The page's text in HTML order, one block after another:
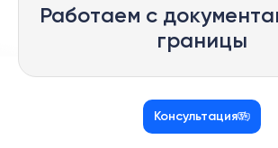
Работаем с
границы
Консультация